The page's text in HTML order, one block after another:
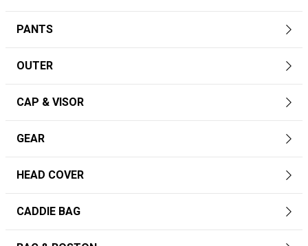
PANTS
OUTER
CAP & VISOR
GEAR
HEAD COVER
CADDIE BAG